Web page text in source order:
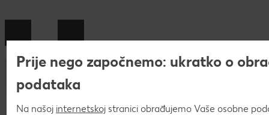
Prije nego započnemo: ukratko o
podataka
Na našoj internetskoj stranici obrađujemo Vaše osobne